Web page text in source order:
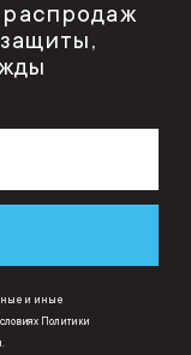
распродаж
и иные
Политики
.